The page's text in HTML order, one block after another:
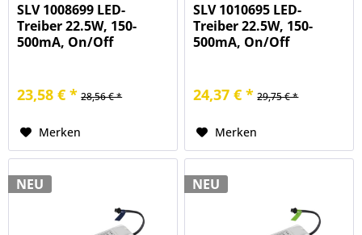
SLV 1008699 LED-
Treiber 22.5W, 150-
500mA, On/Off
23,58 € * 28,56 € *
Merken
SLV 1010695 LED-
Treiber 22.5W, 150-
500mA, On/Off
24,37 € * 29,75 € *
Merken
NEU NEU